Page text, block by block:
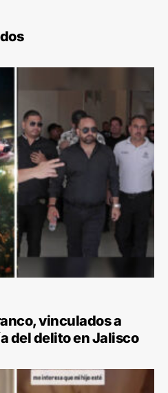
vinculados a
del delito en Jalisco